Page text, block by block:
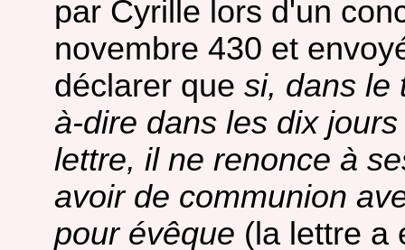
par Cyrille lors d'un
novembre 430 et
déclarer que si, dans le
à-dire dans les dix
lettre, il ne renonce à
avoir de communion
pour évêque (la lettre a